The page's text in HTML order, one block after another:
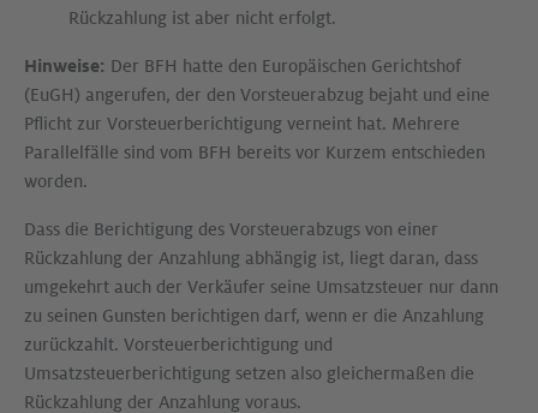
Rückzahlung ist aber nicht erfolgt.
Hinweise: Der BFH hatte den Europäischen Gerichtshof
(EuGH) angerufen, der den Vorsteuerabzug bejaht und eine
Pflicht zur Vorsteuerberichtigung verneint hat. Mehrere
Parallelfälle sind vom BFH bereits vor Kurzem entschieden
worden.
Dass die Berichtigung des Vorsteuerabzugs von einer
Rückzahlung der Anzahlung abhängig ist, liegt daran, dass
umgekehrt auch der Verkäufer seine Umsatzsteuer nur dann
zu seinen Gunsten berichtigen darf, wenn er die Anzahlung
zurückzahlt. Vorsteuerberichtigung und
Umsatzsteuerberichtigung setzen also gleichermaßen die
Rückzahlung der Anzahlung voraus.